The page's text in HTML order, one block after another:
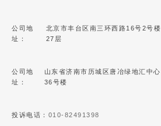
公司地
址：
北京市丰台区南三环西路16号2号楼
27层
公司地
址：
山东省济南市历城区唐冶绿地汇中心
36号楼
投诉电话： 010-82491398